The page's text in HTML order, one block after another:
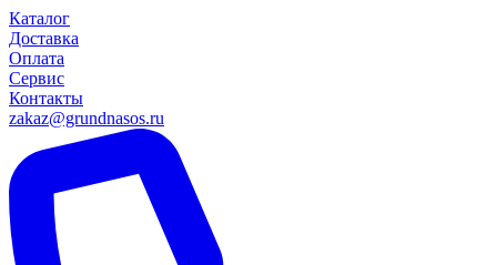
Каталог
Доставка
Оплата
Сервис
Контакты
zakaz@grundnasos.ru